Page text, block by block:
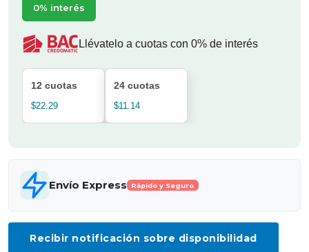
0% interés
Llévatelo a cuotas con 0% de interés
12 cuotas
$22.29
24 cuotas
$11.14
Envío Express Rápido y Seguro
Recibir notificación sobre disponibilidad